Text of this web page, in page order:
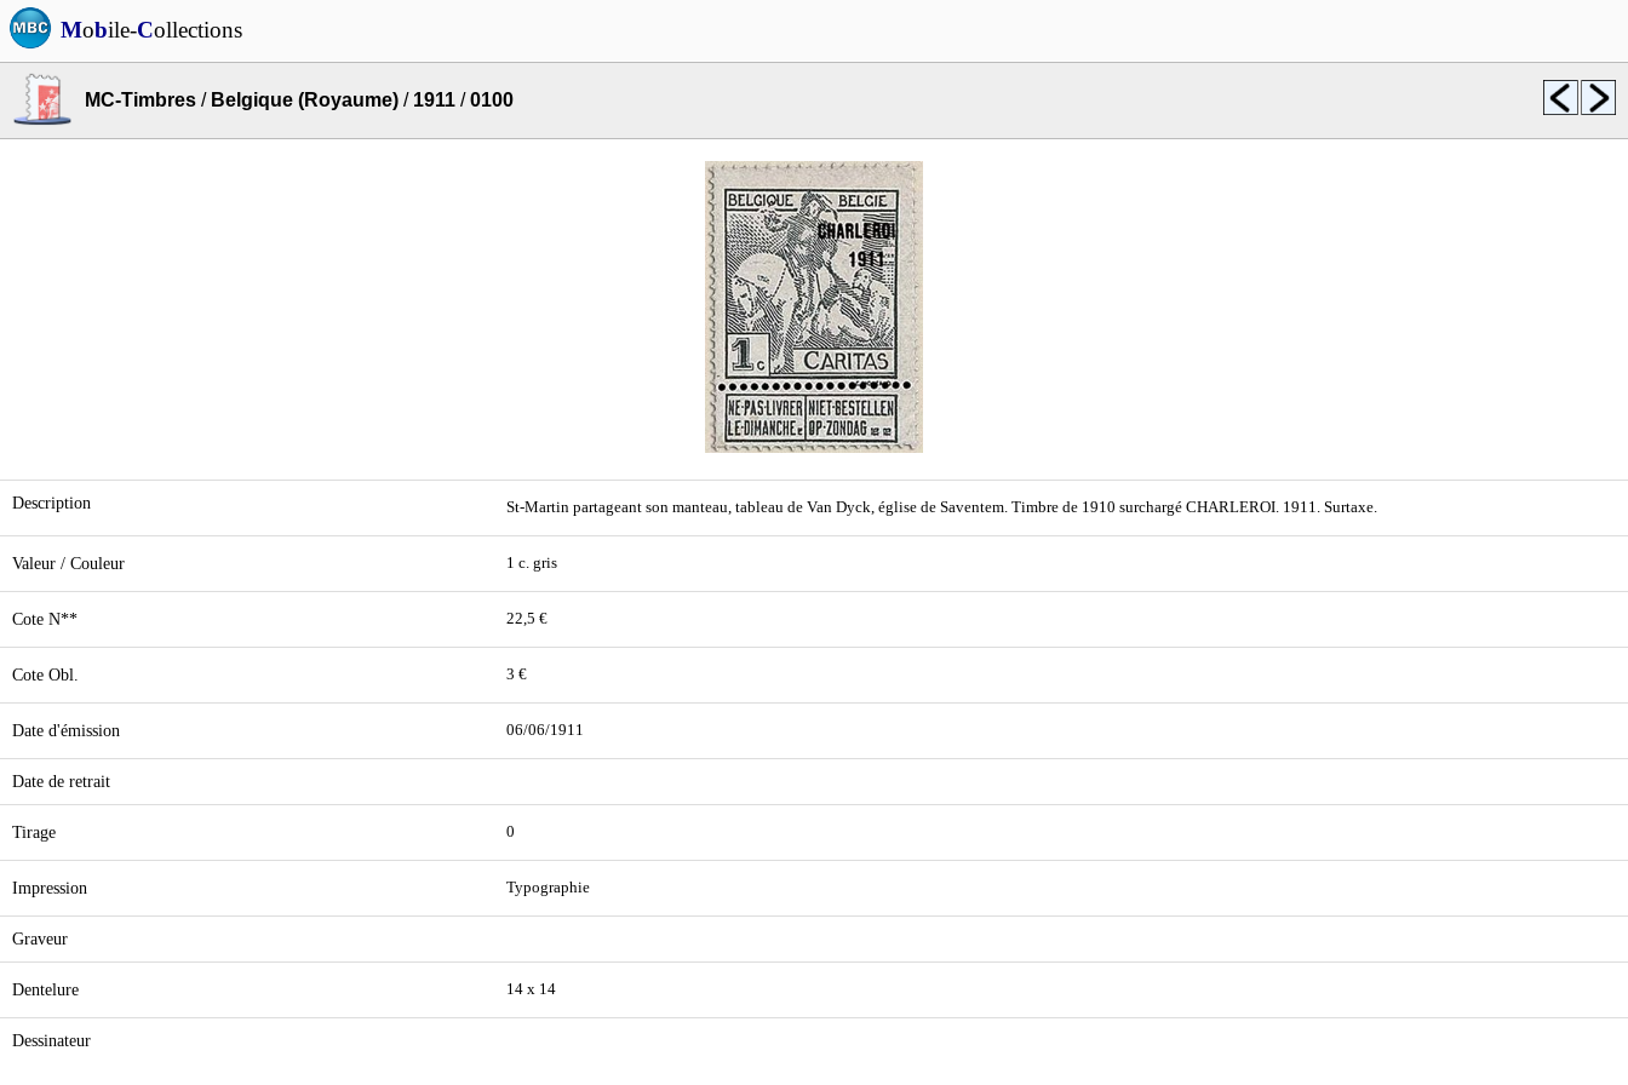
Mobile-Collections
MC-Timbres / Belgique (Royaume) / 1911 /0100
Description St-Martin partageant son manteau, tableau de Van Dyck, église de Saventem. Timbre de 1910 surchargé CHARLEROI. 1911. Surtaxe.
Valeur / Couleur 1 c. gris
Cote N** 22,5 €
Cote Obl. 3 €
Date d'émission 06/06/1911
Date de retrait
Tirage 0
Impression Typographie
Graveur
Dentelure 14 x 14
Dessinateur